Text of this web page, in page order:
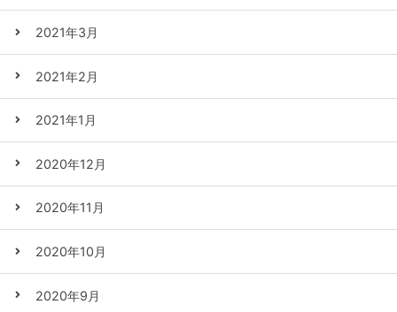
2021年3月
2021年2月
2021年1月
2020年12月
2020年11月
2020年10月
2020年9月